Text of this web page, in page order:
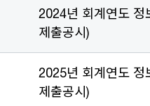
2024년 회계연도 정
제출공시)
2025년 회계연도 정
제출공시)